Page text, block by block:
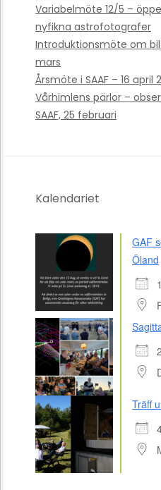
Variabelmöte 12/5 –
nyfikna astrofotografer
Introduktionsmöte om
mars
Årsmöte i SAAF – 16 april
Vårhimlens pärlor –
SAAF, 25 februari
Kalendariet
GAF
Öland
Träff